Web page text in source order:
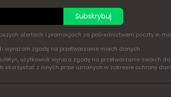
Subskrybuj
ofertach i promocjach za pośrednictwem poczty e-
i wyrażam zgodę na przetwarzanie moich danych
użytkownik wyraża zgodę na przetwarzanie swoich
skorzystać z innych praw uznanych w zakresie ochrony